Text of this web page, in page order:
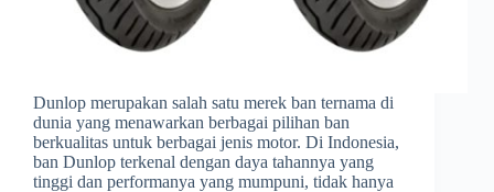
Dunlop merupakan salah satu merek ban ternama di
dunia yang menawarkan berbagai pilihan ban
berkualitas untuk berbagai jenis motor. Di Indonesia,
ban Dunlop terkenal dengan daya tahannya yang
tinggi dan performanya yang mumpuni, tidak hanya